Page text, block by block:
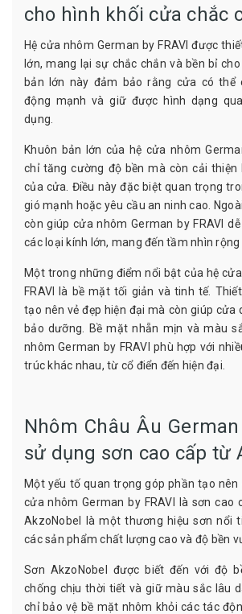
cho hình khối cửa chắc
Hệ cửa nhôm German by FRAVI được
lớn, mang lại sự chắc chắn và bền bỉ
bản lớn này đảm bảo rằng cửa có thể
động mạnh và giữ được hình dạng
dụng.
Khuôn bản lớn của hệ cửa nhôm
chỉ tăng cường độ bền mà còn cải thiện
của cửa. Điều này đặc biệt quan trọng
gió mạnh hoặc yêu cầu an ninh cao.
còn giúp cửa nhôm German by FRAVI
các loại kính lớn, mang đến tầm nhìn rộng
Một trong những điểm nổi bật của hệ
FRAVI là bề mặt tối giản và tinh tế.
tạo nên vẻ đẹp hiện đại mà còn giúp cửa
bảo dưỡng. Bề mặt nhẵn mịn và màu
nhôm German by FRAVI phù hợp với
trúc khác nhau, từ cổ điển đến hiện đại.
Nhôm Châu Âu German
sử dụng sơn cao cấp từ
Một yếu tố quan trọng góp phần tạo
cửa nhôm German by FRAVI là sơn cao
AkzoNobel là một thương hiệu sơn nổi
các sản phẩm chất lượng cao và độ bền
Sơn AkzoNobel được biết đến với độ
chống chịu thời tiết và giữ màu sắc lâu
chỉ bảo vệ bề mặt nhôm khỏi các tác